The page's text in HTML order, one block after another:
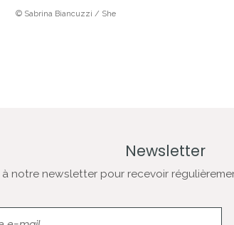
© Sabrina Biancuzzi / She
Newsletter
notre newsletter pour recevoir